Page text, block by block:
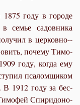
го­ду в го­ро­де
се­мье са­дов­ни­ка
в цер­ков­но-­
по­че­му Ти­мо­
го­ду, ко­гда ему
пса­лом­щи­ком
В 1912 го­ду за бес­
Спи­ри­до­но­